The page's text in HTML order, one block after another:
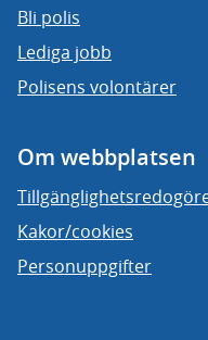
Bli polis
Lediga jobb
Polisens volontärer
Om webbplatsen
Kakor/cookies
Personuppgifter